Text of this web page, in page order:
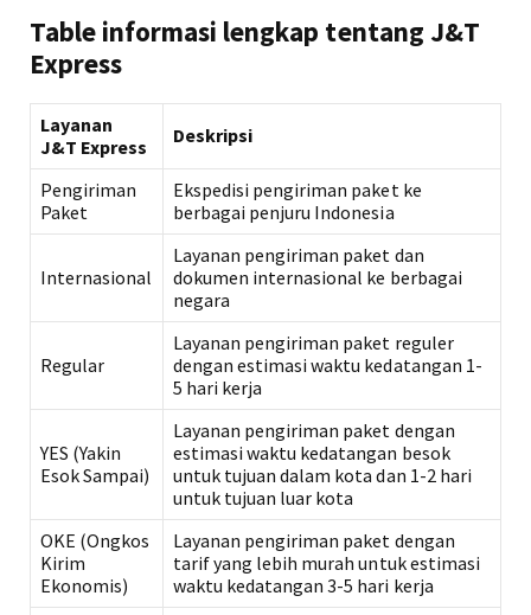
Table informasi lengkap tentang J&T
Express
Layanan
J&T Express
Deskripsi
Pengiriman
Paket
Ekspedisi pengiriman paket ke
berbagai penjuru Indonesia
Internasional
Layanan pengiriman paket dan
dokumen internasional ke berbagai
negara
Regular
Layanan pengiriman paket reguler
dengan estimasi waktu kedatangan 1-
5 hari kerja
YES (Yakin
Esok Sampai)
Layanan pengiriman paket dengan
estimasi waktu kedatangan besok
untuk tujuan dalam kota dan 1-2 hari
untuk tujuan luar kota
OKE (Ongkos
Kirim
Ekonomis)
Layanan pengiriman paket dengan
tarif yang lebih murah untuk estimasi
waktu kedatangan 3-5 hari kerja